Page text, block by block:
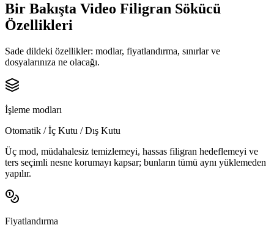
Bir Bakışta Video Filigran Sökücü
Özellikleri
Sade dildeki özellikler: modlar, fiyatlandırma, sınırlar ve
dosyalarınıza ne olacağı.
İşleme modları
Otomatik / İç Kutu / Dış Kutu
Üç mod, müdahalesiz temizlemeyi, hassas filigran hedeflemeyi ve
ters seçimli nesne korumayı kapsar; bunların tümü aynı yüklemeden
yapılır.
Fiyatlandırma